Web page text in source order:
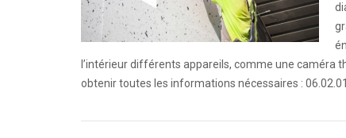
l’intérieur différents appareils, comme une caméra
obtenir toutes les informations nécessaires :